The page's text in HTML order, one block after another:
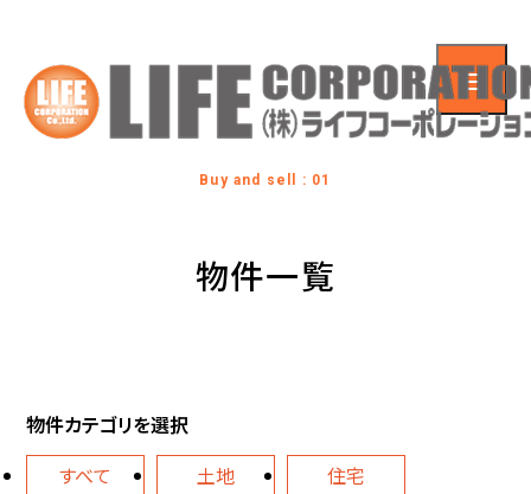
Buy and sell : 01
物件一覧
物件カテゴリを選択
すべて
土地
住宅